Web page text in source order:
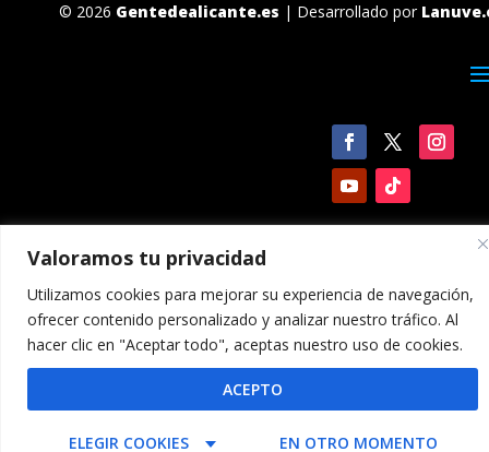
Valoramos tu privacidad
Utilizamos cookies para mejorar su experiencia de navegación,
ofrecer contenido personalizado y analizar nuestro tráfico. Al
hacer clic en "Aceptar todo", aceptas nuestro uso de cookies.
ELEGIR COOKIES EN OTRO MOMENTO
ACEPTO
© 2026 Gentedealicante.es | Desarrollado por